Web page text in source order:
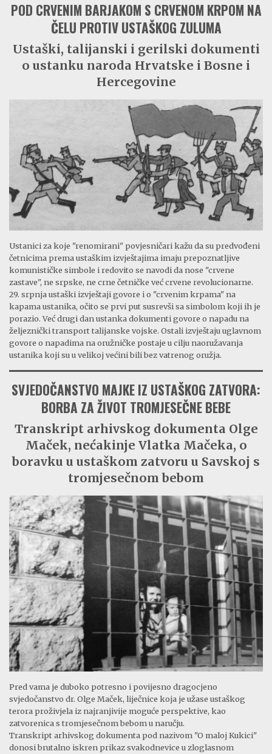
POD CRVENIM BARJAKOM S CRVENOM KRPOM NA
ČELU PROTIV USTAŠKOG ZULUMA
Ustaški, talijanski i gerilski dokumenti
o ustanku naroda Hrvatske i Bosne i
Hercegovine
Ustanici za koje "renomirani" povjesničari kažu da su predvođeni
četnicima prema ustaškim izvještajima imaju prepoznatljive
komunističke simbole i redovito se navodi da nose "crvene
zastave", ne srpske, ne crne četničke već crvene revolucionarne.
29. srpnja ustaški izvještaji govore i o "crvenim krpama" na
kapama ustanika, očito se prvi put susrevši sa simbolom koji ih je
porazio. Već drugi dan ustanka dokumenti govore o napadu na
željeznički transport talijanske vojske. Ostali izvještaju uglavnom
govore o napadima na oružničke postaje u cilju naoružavanja
ustanika koji su u velikoj većini bili bez vatrenog oružja.
SVJEDOČANSTVO MAJKE IZ USTAŠKOG ZATVORA:
BORBA ZA ŽIVOT TROMJESEČNE BEBE
Transkript arhivskog dokumenta Olge
Maček, nećakinje Vlatka Mačeka, o
boravku u ustaškom zatvoru u Savskoj s
tromjesečnom bebom
Pred vama je duboko potresno i povijesno dragocjeno
svjedočanstvo dr. Olge Maček, liječnice koja je užase ustaškog
terora proživjela iz najranjivije moguće perspektive, kao
zatvorenica s tromjesečnom bebom u naručju.
Transkript arhivskog dokumenta pod nazivom "O maloj Kukici"
donosi brutalno iskren prikaz svakodnevice u zloglasnom